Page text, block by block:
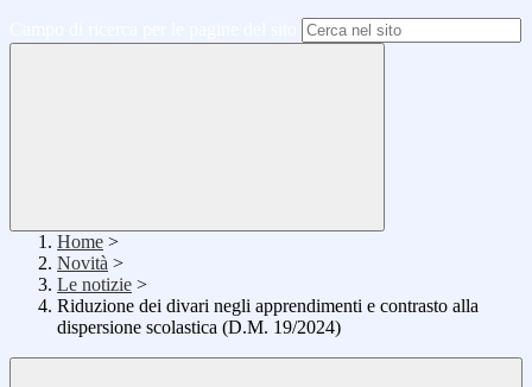
Home >
Novità >
Le notizie >
Riduzione dei divari negli apprendimenti e contrasto alla
dispersione scolastica (D.M. 19/2024)